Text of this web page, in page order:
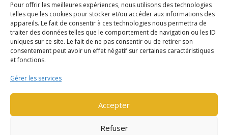
Pour offrir les meilleures expériences, nous utilisons des technologies
telles que les cookies pour stocker et/ou accéder aux informations des
appareils. Le fait de consentir à ces technologies nous permettra de
traiter des données telles que le comportement de navigation ou les ID
uniques sur ce site. Le fait de ne pas consentir ou de retirer son
consentement peut avoir un effet négatif sur certaines caractéristiques
et fonctions.
Gérer les services
Accepter
Refuser